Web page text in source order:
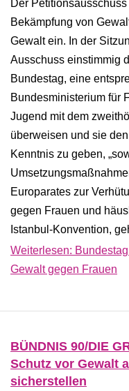
Der
Bekämpfung von
Gewalt ein. In der
Ausschuss einstimmig
Bundestag, eine
Bundesministerium für
Jugend mit dem
überweisen und sie
Kenntnis zu geben,
Europarates zur
gegen Frauen und
Istanbul-Konvention,
Weiterlesen:
Gewalt gegen Frauen
BÜNDNIS 90/DIE
Schutz vor Gewalt
sicherstellen